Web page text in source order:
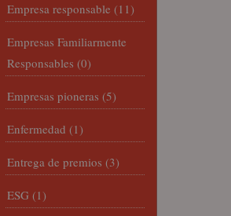
Empresa responsable (11)
Empresas Familiarmente
Responsables (0)
Empresas pioneras (5)
Enfermedad (1)
Entrega de premios (3)
ESG (1)